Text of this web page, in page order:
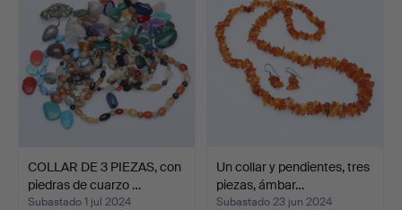
COLLAR DE 3 PIEZAS, con
piedras de cuarzo …
Subastado 1 jul 2024
Un collar y pendientes, tres
piezas, ámbar…
Subastado 23 jun 2024